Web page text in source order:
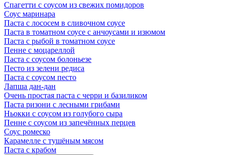
Спагетти с соусом из свежих помидоров
Соус маринара
Паста с лососем в сливочном соусе
Паста в томатном соусе с анчоусами и изюмом
Паста с рыбой в томатном соусе
Пенне с моцареллой
Паста с соусом болоньезе
Песто из зелени редиса
Паста с соусом песто
Лапша дан-дан
Очень простая паста с черри и базиликом
Паста ризони с лесными грибами
Ньокки с соусом из голубого сыра
Пенне с соусом из запечённых перцев
Соус ромеско
Карамелле с тушёным мясом
Паста с крабом